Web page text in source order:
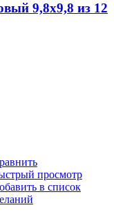
9,8х9,8 из 12
просмотр
в список